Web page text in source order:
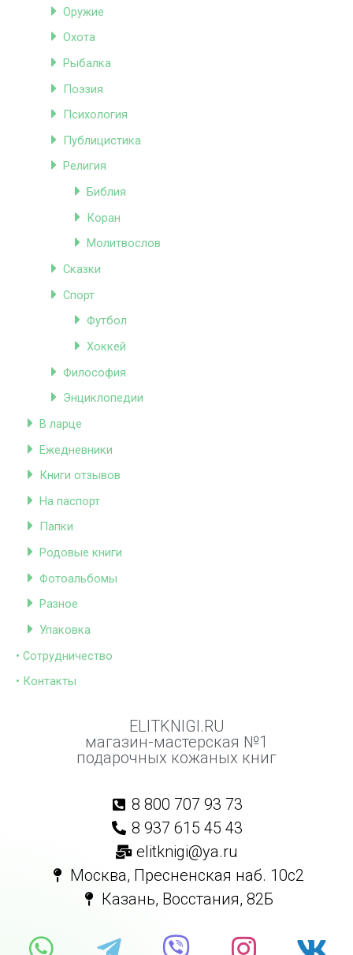
Оружие
Охота
Рыбалка
Поэзия
Психология
Публицистика
Религия
Библия
Коран
Молитвослов
Сказки
Спорт
Футбол
Хоккей
Философия
Энциклопедии
В ларце
Ежедневники
Книги отзывов
На паспорт
Папки
Родовые книги
Фотоальбомы
Разное
Упаковка
• Сотрудничество
• Контакты
ELITKNIGI.RU
магазин-мастерская №1
подарочных кожаных книг
8 800 707 93 73
8 937 615 45 43
elitknigi@ya.ru
Москва, Пресненская наб. 10с2
Казань, Восстания, 82Б